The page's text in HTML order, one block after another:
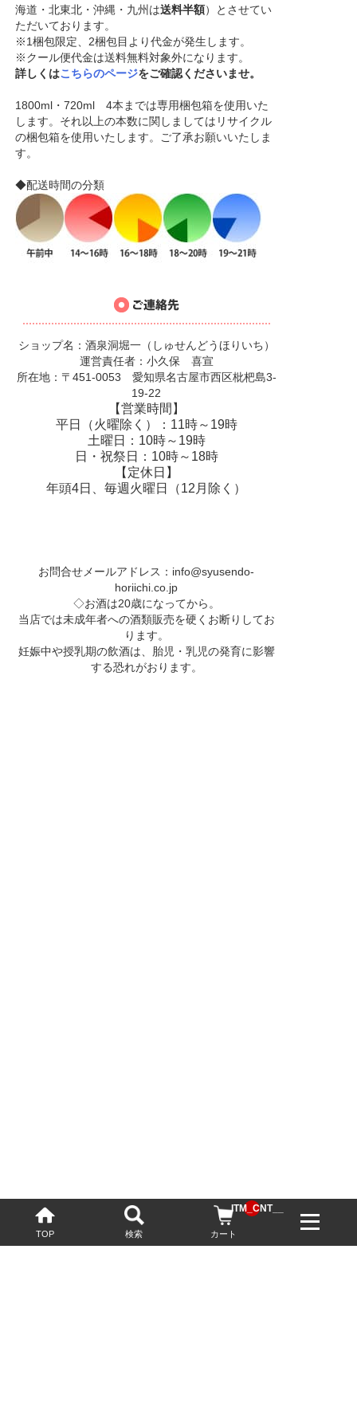
TOP 検索 カート
__ITM_CNT__
海道・北東北・沖縄・九州は送料半額）とさせてい
ただいております。
※1梱包限定、2梱包目より代金が発生します。
※クール便代金は送料無料対象外になります。
詳しくはこちらのページをご確認くださいませ。
1800ml・720ml 4本までは専用梱包箱を使用いた
します。それ以上の本数に関しましてはリサイクル
の梱包箱を使用いたします。ご了承お願いいたしま
す。
◆配送時間の分類
ショップ名：酒泉洞堀一（しゅせんどうほりいち）
運営責任者：小久保 喜宣
所在地：〒451-0053 愛知県名古屋市西区枇杷島3-
19-22
【営業時間】
平日（火曜除く）：11時～19時
土曜日：10時～19時
日・祝祭日：10時～18時
【定休日】
年頭4日、毎週火曜日（12月除く）
お問合せメールアドレス： info@syusendo-
horiichi.co.jp
◇お酒は20歳になってから。
当店では未成年者への酒類販売を硬くお断りしてお
ります。
妊娠中や授乳期の飲酒は、胎児・乳児の発育に影響
する恐れがおります。